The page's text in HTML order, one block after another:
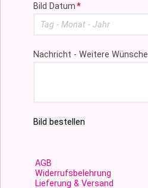
Pflichtfeld
Bild Datum*
Nachricht - Weitere Wünsche
Bild bestellen
AGB
Widerrufsbelehrung
Lieferung & Versand